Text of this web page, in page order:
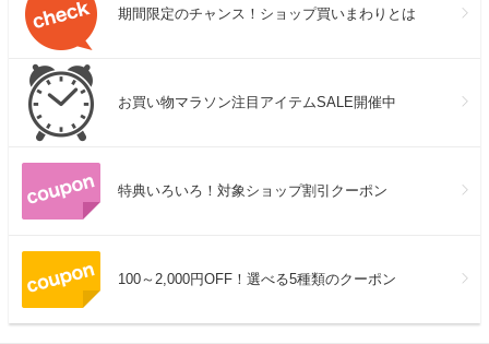
期間限定のチャンス！ショップ買いまわりとは
お買い物マラソン注目アイテムSALE開催中
特典いろいろ！対象ショップ割引クーポン
100～2,000円OFF！選べる5種類のクーポン